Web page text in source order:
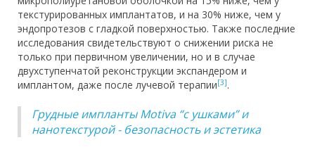
текстурированных имплантатов, и на 30% ниже, чем у
эндопротезов с гладкой поверхностью. Также последние
исследования свидетельствуют о снижении риска не
только при первичном увеличении, но и в случае
двухступенчатой реконструкции экспандером и
имплантом, даже после лучевой терапии[3].
Грудные импланты Motiva “с ушками” и
нанотекстурой - безопасность и эстетика